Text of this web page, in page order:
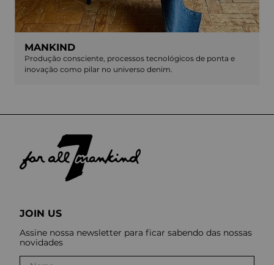
MANKIND
Produção consciente, processos tecnológicos de ponta e
inovação como pilar no universo denim.
JOIN US
Assine nossa newsletter para ficar sabendo das nossas
novidades